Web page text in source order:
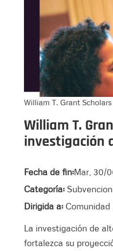
William T. Grant
William T.
investigación
Fecha de fin:Mar, 30/
Categoría:
Dirigida a: Comunidad
La investigación de
fortalezca su